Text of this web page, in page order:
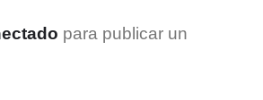
para publicar un